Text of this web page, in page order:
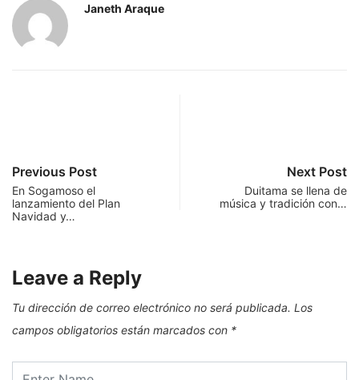
Janeth Araque
Previous Post
En Sogamoso el
lanzamiento del Plan
Navidad y…
Next Post
Duitama se llena de
música y tradición con…
Leave a Reply
Tu dirección de correo electrónico no será publicada. Los
campos obligatorios están marcados con *